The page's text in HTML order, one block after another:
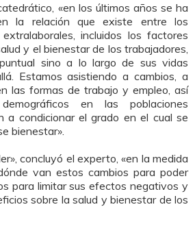
«en los últimos años se ha
la relación que existe entre los
incluidos los factores
y el bienestar de los trabajadores,
sino a lo largo de sus vidas
Estamos asistiendo a cambios, a
las formas de trabajo y empleo, así
en las poblaciones
a condicionar el grado en el cual se
bienestar».
concluyó el experto, «en la medida
van estos cambios para poder
para limitar sus efectos negativos y
sobre la salud y bienestar de los